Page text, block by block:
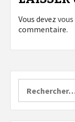
Vous devez
commentaire.